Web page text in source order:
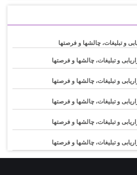
و تبلیغات، چالشها و فرصتها
و تبلیغات، چالشها و فرصتها
و تبلیغات، چالشها و فرصتها
و تبلیغات، چالشها و فرصتها
و تبلیغات، چالشها و فرصتها
و تبلیغات، چالشها و فرصتها